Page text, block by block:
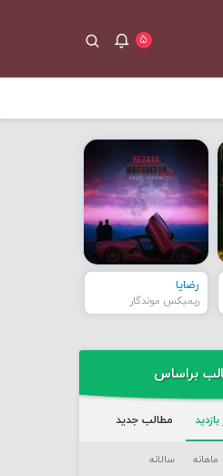
۵
رضایا
ریمیکس موندگار
براساس
مطالب جدید
ماهانه سالانه